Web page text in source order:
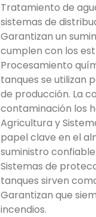
Tratamiento de
sistemas de
Garantizan un
cumplen con los
Procesamiento
tanques se utilizan
de producción. La
contaminación los
Agricultura y
papel clave en el
suministro
Sistemas de
tanques sirven
Garantizan que
incendios.